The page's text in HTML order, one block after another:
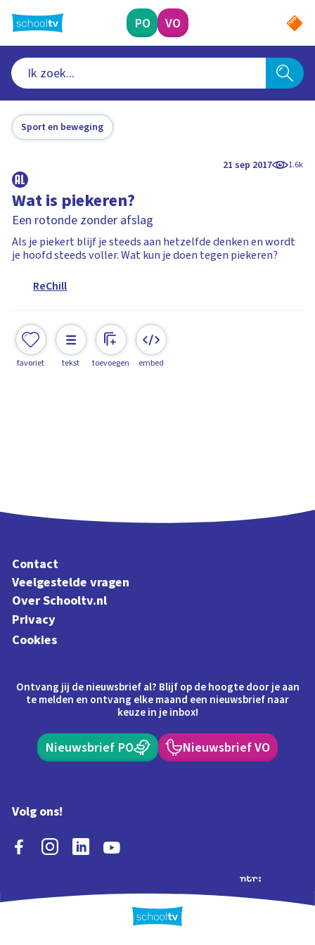
naar
hoofdinhoud
PO VO
Sport en beweging
21 sep 2017 1.6k
Wat is piekeren?
Een rotonde zonder afslag
Als je piekert blijf je steeds aan hetzelfde denken en wordt
je hoofd steeds voller. Wat kun je doen tegen piekeren?
ReChill
favoriet tekst toevoegen embed
Contact
Veelgestelde vragen
Over Schooltv.nl
Privacy
Cookies
Ontvang jij de nieuwsbrief al? Blijf op de hoogte door je aan
te melden en ontvang elke maand een nieuwsbrief naar
keuze in je inbox!
Nieuwsbrief PO Nieuwsbrief VO
Volg ons!